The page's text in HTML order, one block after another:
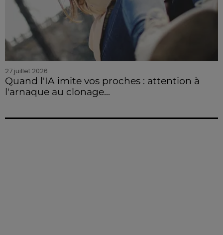
27 juillet 2026
Quand l'IA imite vos proches : attention à
l'arnaque au clonage...